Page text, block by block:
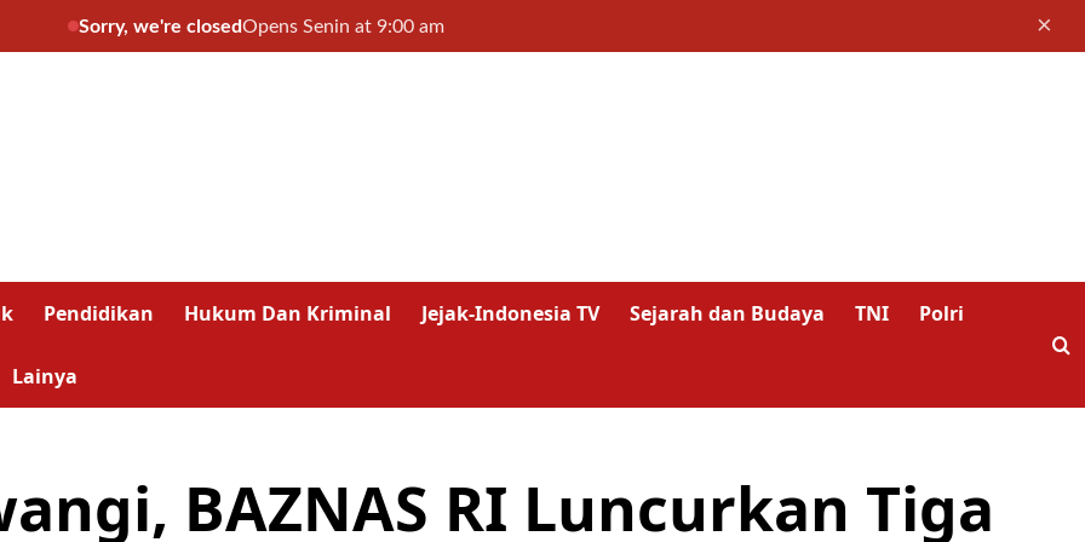
Sorry, we're closedOpens Senin at 9:00 am ×
Pendidikan Hukum Dan Kriminal Jejak-Indonesia TV Sejarah dan Budaya TNI Polri
Lainya
BAZNAS RI Luncurkan Tiga